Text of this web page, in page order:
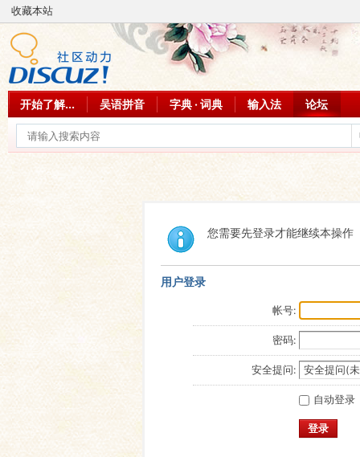
收藏本站
开始了解... 吴语拼音 字典 · 词典 输入法 论坛
您需要先登录才能继续本操作
用户登录
帐号:
密码:
安全提问:
自动登录
登录